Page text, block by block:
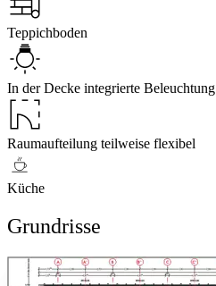
Teppichboden
In der Decke integrierte Beleuchtung
Raumaufteilung teilweise flexibel
Küche
Grundrisse